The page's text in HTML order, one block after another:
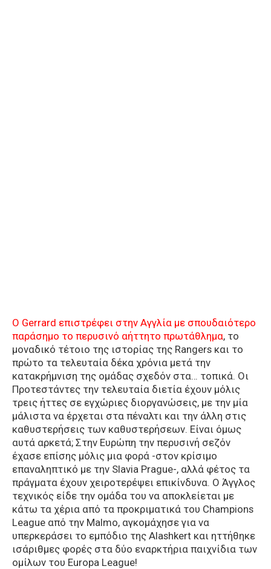
O Gerrard επιστρέφει στην Αγγλία με σπουδαιότερο
παράσημο το περυσινό αήττητο πρωτάθλημα, το
μοναδικό τέτοιο της ιστορίας της Rangers και το
πρώτο τα τελευταία δέκα χρόνια μετά την
κατακρήμνιση της ομάδας σχεδόν στα… τοπικά. Οι
Προτεστάντες την τελευταία διετία έχουν μόλις
τρεις ήττες σε εγχώριες διοργανώσεις, με την μία
μάλιστα να έρχεται στα πέναλτι και την άλλη στις
καθυστερήσεις των καθυστερήσεων. Είναι όμως
αυτά αρκετά; Στην Ευρώπη την περυσινή σεζόν
έχασε επίσης μόλις μια φορά -στον κρίσιμο
επαναληπτικό με την Slavia Prague-, αλλά φέτος τα
πράγματα έχουν χειροτερέψει επικίνδυνα. Ο Άγγλος
τεχνικός είδε την ομάδα του να αποκλείεται με
κάτω τα χέρια από τα προκριματικά του Champions
League από την Malmo, αγκομάχησε για να
υπερκεράσει το εμπόδιο της Alashkert και ηττήθηκε
ισάριθμες φορές στα δύο εναρκτήρια παιχνίδια των
ομίλων του Europa League!